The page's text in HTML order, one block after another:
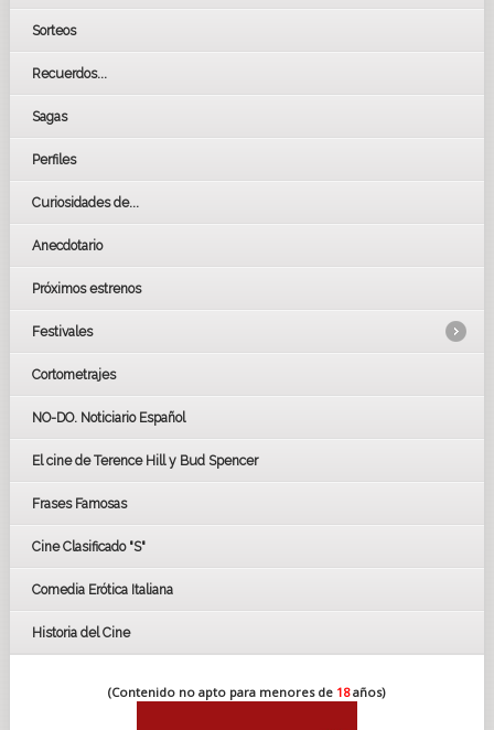
Sorteos
Recuerdos...
Sagas
Perfiles
Curiosidades de...
Anecdotario
Próximos estrenos
Festivales
LOS OSCARS
GOYAS
BAFTA
Cortometrajes
NO-DO. Noticiario Español
El cine de Terence Hill y Bud Spencer
Frases Famosas
Cine Clasificado "S"
Comedia Erótica Italiana
Historia del Cine
(Contenido no apto para menores de 18años)